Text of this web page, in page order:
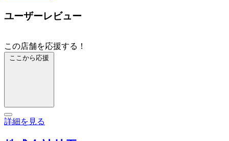
ユーザーレビュー
この店舗を応援する！
ここから応援
詳細を見る